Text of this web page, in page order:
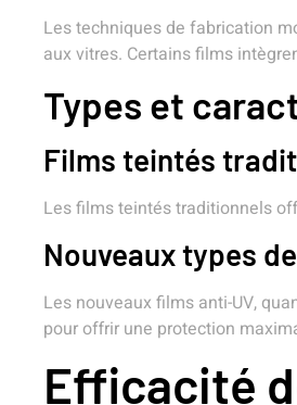
Les techniques de fabrication
aux vitres. Certains films
Types et
Films teintés
Les films teintés traditionnels
Nouveaux types
Les nouveaux films anti-UV,
pour offrir une protection
Efficacité